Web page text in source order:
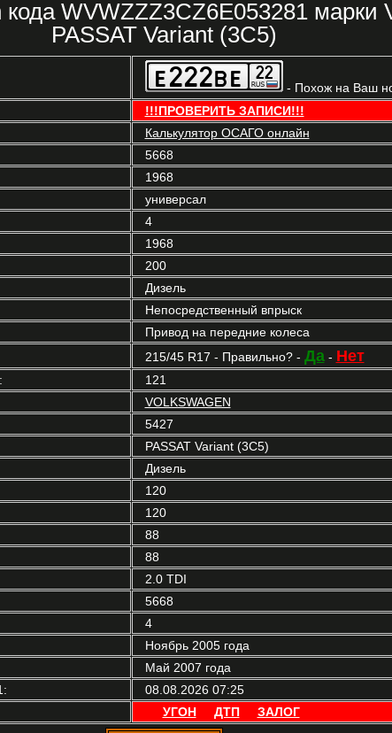
WVWZZZ3CZ6E053281 марки
PASSAT Variant (3C5)
- Похож на Ваш
!!!ПРОВЕРИТЬ ЗАПИСИ!!!
Калькулятор ОСАГО онлайн
5668
1968
универсал
4
1968
200
Дизель
Непосредственный впрыск
Привод на передние колеса
215/45 R17 - Правильно? - Да- Нет
121
VOLKSWAGEN
5427
PASSAT Variant (3C5)
Дизель
120
120
88
88
2.0 TDI
5668
4
Ноябрь 2005 года
Май 2007 года
08.08.2026 07:25
УГОН ДТП ЗАЛОГ